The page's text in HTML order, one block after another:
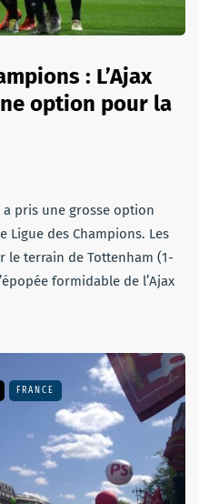
: L’Ajax
option pour la
a pris une grosse option
des Champions. Les
le terrain de Tottenham (1-
formidable de l’Ajax
FRANCE